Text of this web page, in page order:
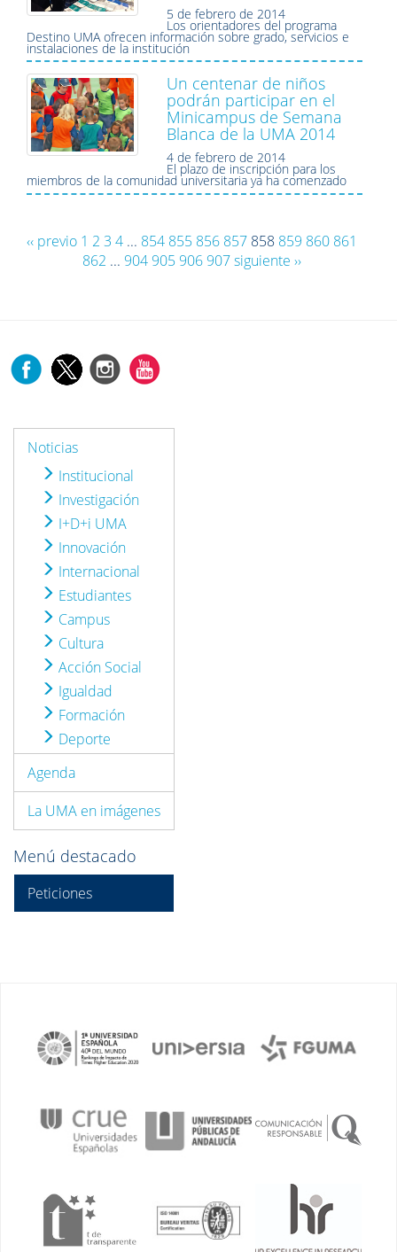
5 de febrero de 2014
Los orientadores del programa
Destino UMA ofrecen información sobre grado, servicios e
instalaciones de la institución
Un centenar de niños
podrán participar en el
Minicampus de Semana
Blanca de la UMA 2014
4 de febrero de 2014
El plazo de inscripción para los
miembros de la comunidad universitaria ya ha comenzado
‹‹ previo 1 2 3 4... 854 855 856 857 858 859 860 861
862 ... 904 905 906 907 siguiente ››
Noticias
Institucional
Investigación
I+D+i UMA
Innovación
Internacional
Estudiantes
Campus
Cultura
Acción Social
Igualdad
Formación
Deporte
Agenda
La UMA en imágenes
Menú destacado
Peticiones